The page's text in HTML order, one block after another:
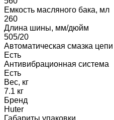
Емкость масляного бака, мл
260
Длина шины, мм/дюйм
505/20
Автоматическая смазка цепи
Есть
Антивибрационная система
Есть
Вес, кг
7.1 кг
Бренд
Huter
Габариты упаковки